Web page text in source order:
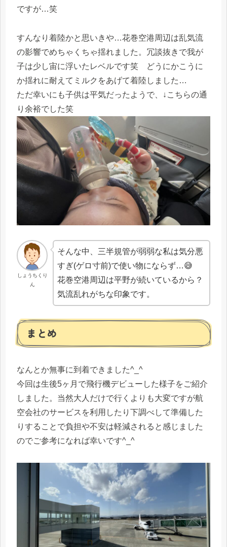
ですが…笑
すんなり着陸かと思いきや…花巻空港周辺は乱気流
の影響でめちゃくちゃ揺れました。冗談抜きで我が
子は少し宙に浮いたレベルです笑 どうにかこうに
か揺れに耐えてミルクをあげて着陸しました…
ただ幸いにも子供は平気だったようで、↓こちらの通
り余裕でした笑
しょうちくり
ん
そんな中、三半規管が弱弱な私は気分悪
すぎ(ゲロ寸前)で使い物にならず…😅
花巻空港周辺は平野が続いているから？
気流乱れがちな印象です。
まとめ
なんとか無事に到着できました^_^
今回は生後5ヶ月で飛行機デビューした様子をご紹介
しました。当然大人だけで行くよりも大変ですが航
空会社のサービスを利用したり下調べして準備した
りすることで負担や不安は軽減されると感じました
のでご参考になれば幸いです^_^